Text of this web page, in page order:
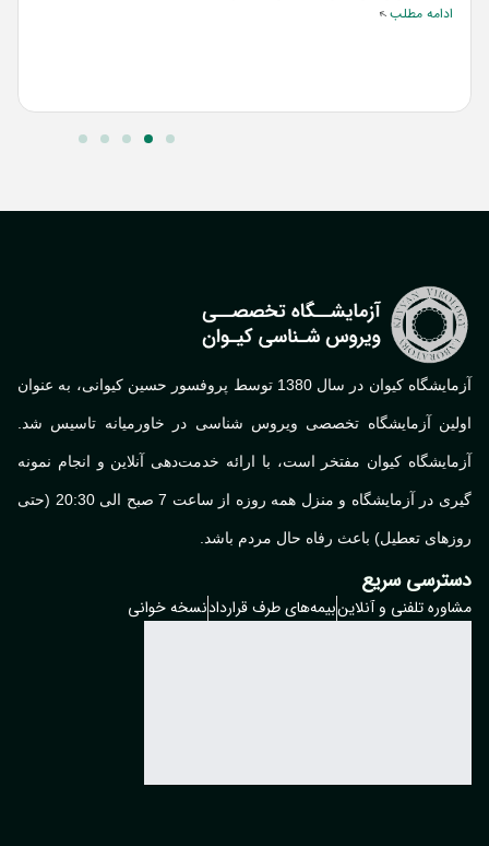
ادامه مطلب
آزمایشگاه کیوان در سال 1380 توسط پروفسور حسین کیوانی، به عنوان
آزمایشگاه تخصصی ویروس شناسی در خاورمیانه تاسیس شد.
کیوان مفتخر است، با ارائه خدمت‌دهی آنلاین و انجام نمونه
گیری در آزمایشگاه و منزل همه روزه از ساعت 7 صبح الی 20:30 (حتی
تعطیل) باعث رفاه حال مردم باشد.
سریع
تلفنی و آنلاینبیمه‌های طرف قراردادنسخه خوانی